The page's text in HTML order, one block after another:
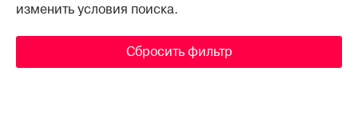
изменить условия поиска.
Сбросить фильтр